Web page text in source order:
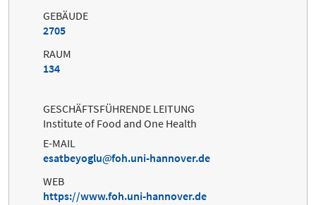
GEBÄUDE
2705
RAUM
134
GESCHÄFTSFÜHRENDE LEITUNG
Institute of Food and One Health
E-MAIL
esatbeyoglu
foh.uni-hannover.de
WEB
https://www.foh.uni-hannover.de